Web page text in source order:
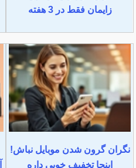
زایمان فقط در 3 هفته
نگران گرون شدن موبایل نباش!
اینجا تخفیف خوبی داره